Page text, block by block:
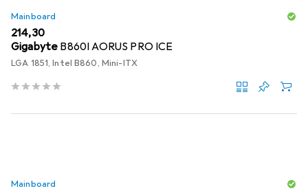
Mainboard
EUR
214,30
Gigabyte B860I AORUS PRO ICE
LGA 1851, Intel B860, Mini-ITX
Mainboard